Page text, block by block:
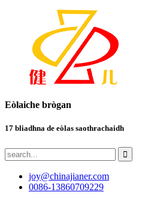
Eòlaiche brògan
17 bliadhna de eòlas saothrachaidh
joy@chinajianer.com
0086-13860709229